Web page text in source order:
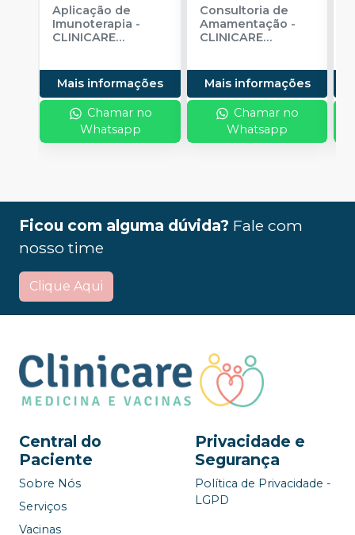
Aplicação de
Imunoterapia -
CLINICARE
Mais informações
Chamar no
Whatsapp
Consultoria de
Amamentação -
CLINICARE
Mais informações
Chamar no
Whatsapp
Ficou com alguma dúvida? Fale com
nosso time
Clique Aqui
Central do
Paciente
Sobre Nós
Serviços
Vacinas
Privacidade e
Segurança
Política de Privacidade -
LGPD